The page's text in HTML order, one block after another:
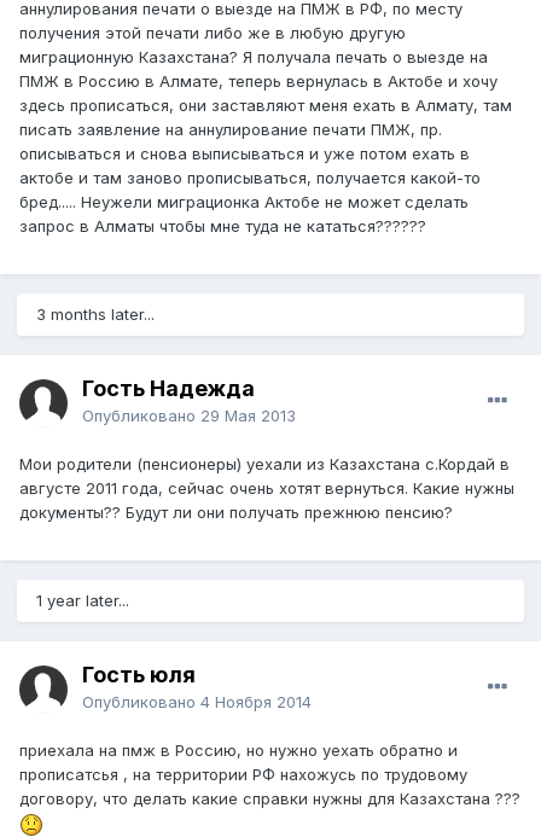
аннулирования печати о выезде на ПМЖ в РФ, по месту
получения этой печати либо же в любую другую
миграционную Казахстана? Я получала печать о выезде на
ПМЖ в Россию в Алмате, теперь вернулась в Актобе и хочу
здесь прописаться, они заставляют меня ехать в Алмату, там
писать заявление на аннулирование печати ПМЖ, пр.
описываться и снова выписываться и уже потом ехать в
актобе и там заново прописываться, получается какой-то
бред..... Неужели миграционка Актобе не может сделать
запрос в Алматы чтобы мне туда не кататься??????
3 months later...
Гость Надежда
Опубликовано 29 Мая 2013
Мои родители (пенсионеры) уехали из Казахстана с.Кордай в
августе 2011 года, сейчас очень хотят вернуться. Какие нужны
документы?? Будут ли они получать прежнюю пенсию?
1 year later...
Гость юля
Опубликовано 4 Ноября 2014
приехала на пмж в Россию, но нужно уехать обратно и
прописатсья , на территории РФ нахожусь по трудовому
договору, что делать какие справки нужны для Казахстана ???